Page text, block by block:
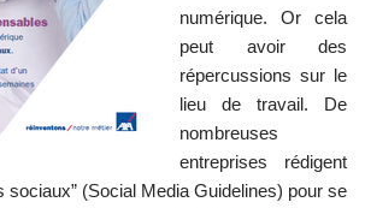
numérique. Or cela
peut avoir des
répercussions sur le
lieu de travail. De
nombreuses
entreprises rédigent
sociaux” (Social Media Guidelines) pour se